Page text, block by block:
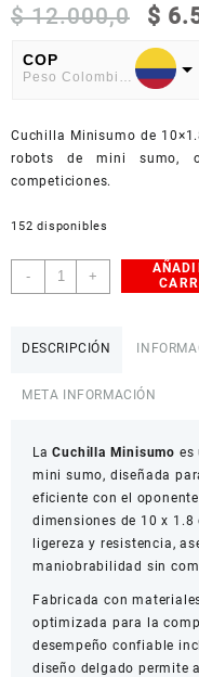
$12.000,0
El
era:
$
COP
American Dollar
Cuchilla Minisumo de
robots de mini sumo,
competiciones.
152 disponibles
-
Cuchilla
Minisumo
+
DESCRIPCIÓN
META INFORMACIÓN
LaCuchilla Minisumo es
mini sumo, diseñada
eficiente con el
dimensiones de 10 x
ligereza y resistencia,
maniobrabilidad sin
Fabricada con
optimizada para la
desempeño confiable
diseño delgado permite